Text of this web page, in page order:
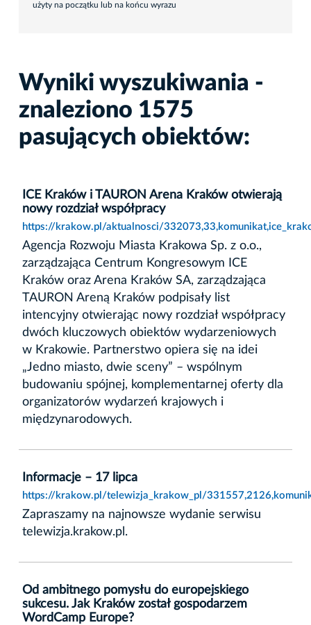
użyty na początku lub na końcu wyrazu
Wyniki wyszukiwania -
znaleziono 1575
pasujących obiektów:
ICE Kraków i TAURON Arena Kraków otwierają
nowy rozdział współpracy
https://krakow.pl/aktualnosci/
Agencja Rozwoju Miasta Krakowa Sp. z o.o.,
zarządzająca Centrum Kongresowym ICE
Kraków oraz Arena Kraków SA, zarządzająca
TAURON Areną Kraków podpisały list
intencyjny otwierając nowy rozdział współpracy
dwóch kluczowych obiektów wydarzeniowych
w Krakowie. Partnerstwo opiera się na idei
„Jedno miasto, dwie sceny” – wspólnym
budowaniu spójnej, komplementarnej oferty dla
organizatorów wydarzeń krajowych i
międzynarodowych.
Informacje – 17 lipca
https://krakow.pl/telewizja_krakow_pl/
Zapraszamy na najnowsze wydanie serwisu
telewizja.krakow.pl.
Od ambitnego pomysłu do europejskiego
sukcesu. Jak Kraków został gospodarzem
WordCamp Europe?